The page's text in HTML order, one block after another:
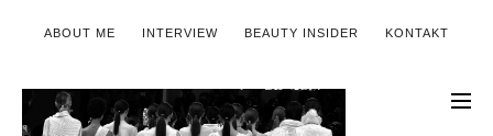
ABOUT ME INTERVIEW BEAUTY INSIDER KONTAKT